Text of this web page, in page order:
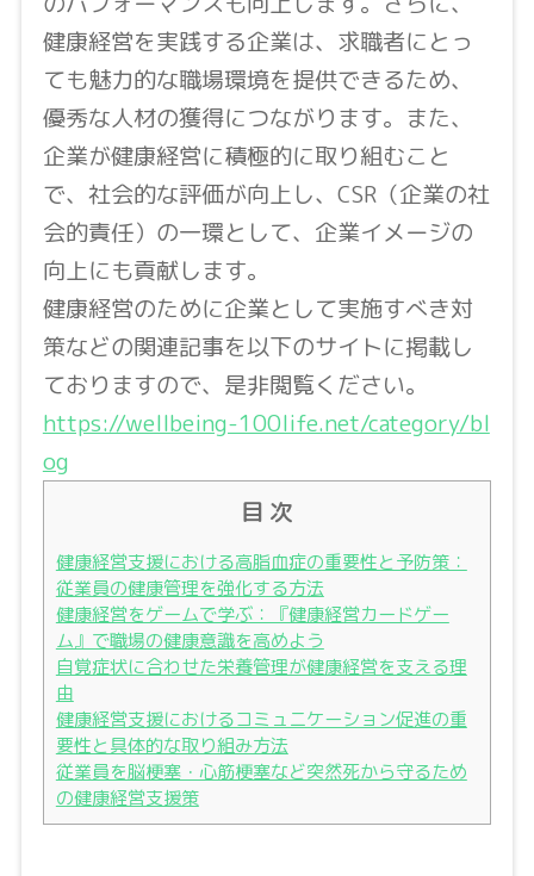
健康経営を実践する企業は、求職者にとっ
ても魅力的な職場環境を提供できるため、
優秀な人材の獲得につながります。また、
企業が健康経営に積極的に取り組むこと
で、社会的な評価が向上し、CSR（企業の社
会的責任）の一環として、企業イメージの
向上にも貢献します。
健康経営のために企業として実施すべき対
策などの関連記事を以下のサイトに掲載し
ておりますので、是非閲覧ください。
https://wellbeing-100life.net/category/bl
og
目 次
健康経営支援における高脂血症の重要性と予防策：
従業員の健康管理を強化する方法
健康経営をゲームで学ぶ：『健康経営カードゲー
ム』で職場の健康意識を高めよう
自覚症状に合わせた栄養管理が健康経営を支える理
由
健康経営支援におけるコミュニケーション促進の重
要性と具体的な取り組み方法
従業員を脳梗塞・心筋梗塞など突然死から守るため
の健康経営支援策